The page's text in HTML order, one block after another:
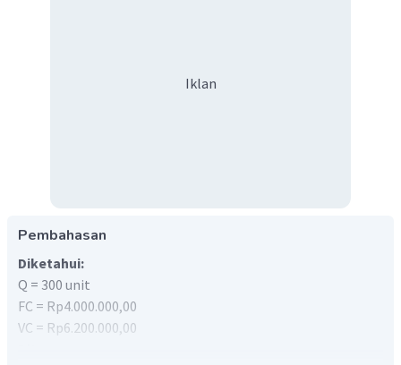
Iklan
Pembahasan
Diketahui:
Q = 300 unit
FC = Rp4.000.000,00
VC = Rp6.200.000,00